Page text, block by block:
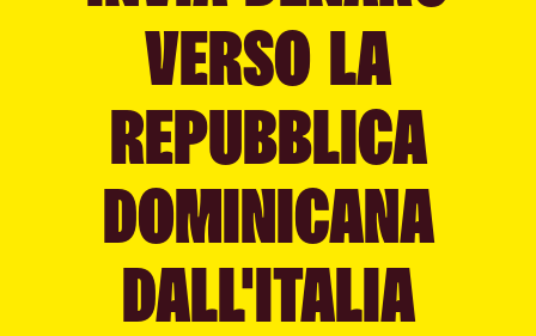
VERSO LA
REPUBBLICA
DOMINICANA
DALL'ITALIA